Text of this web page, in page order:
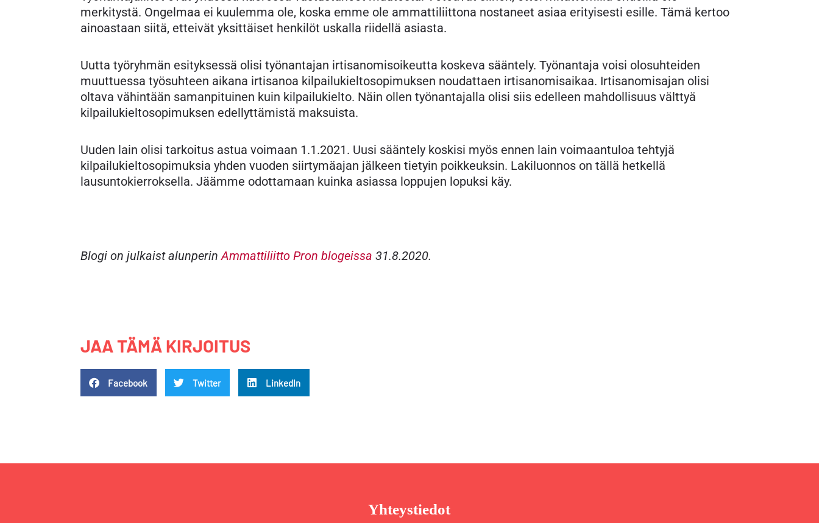
merkitystä. Ongelmaa ei kuulemma ole, koska emme ole ammattiliittona nostaneet asiaa erityisesti esille. Tämä kertoo
ainoastaan siitä, etteivät yksittäiset henkilöt uskalla riidellä asiasta.
Uutta työryhmän esityksessä olisi työnantajan irtisanomisoikeutta koskeva sääntely. Työnantaja voisi olosuhteiden
muuttuessa työsuhteen aikana irtisanoa kilpailukieltosopimuksen noudattaen irtisanomisaikaa. Irtisanomisajan olisi
oltava vähintään samanpituinen kuin kilpailukielto. Näin ollen työnantajalla olisi siis edelleen mahdollisuus välttyä
kilpailukieltosopimuksen edellyttämistä maksuista.
Uuden lain olisi tarkoitus astua voimaan 1.1.2021. Uusi sääntely koskisi myös ennen lain voimaantuloa tehtyjä
kilpailukieltosopimuksia yhden vuoden siirtymäajan jälkeen tietyin poikkeuksin. Lakiluonnos on tällä hetkellä
lausuntokierroksella. Jäämme odottamaan kuinka asiassa loppujen lopuksi käy.
Blogi on julkaist alunperinAmmattiliitto Pron blogeissa 31.8.2020.
JAA TÄMÄ KIRJOITUS
Facebook Twitter LinkedIn
Yhteystiedot